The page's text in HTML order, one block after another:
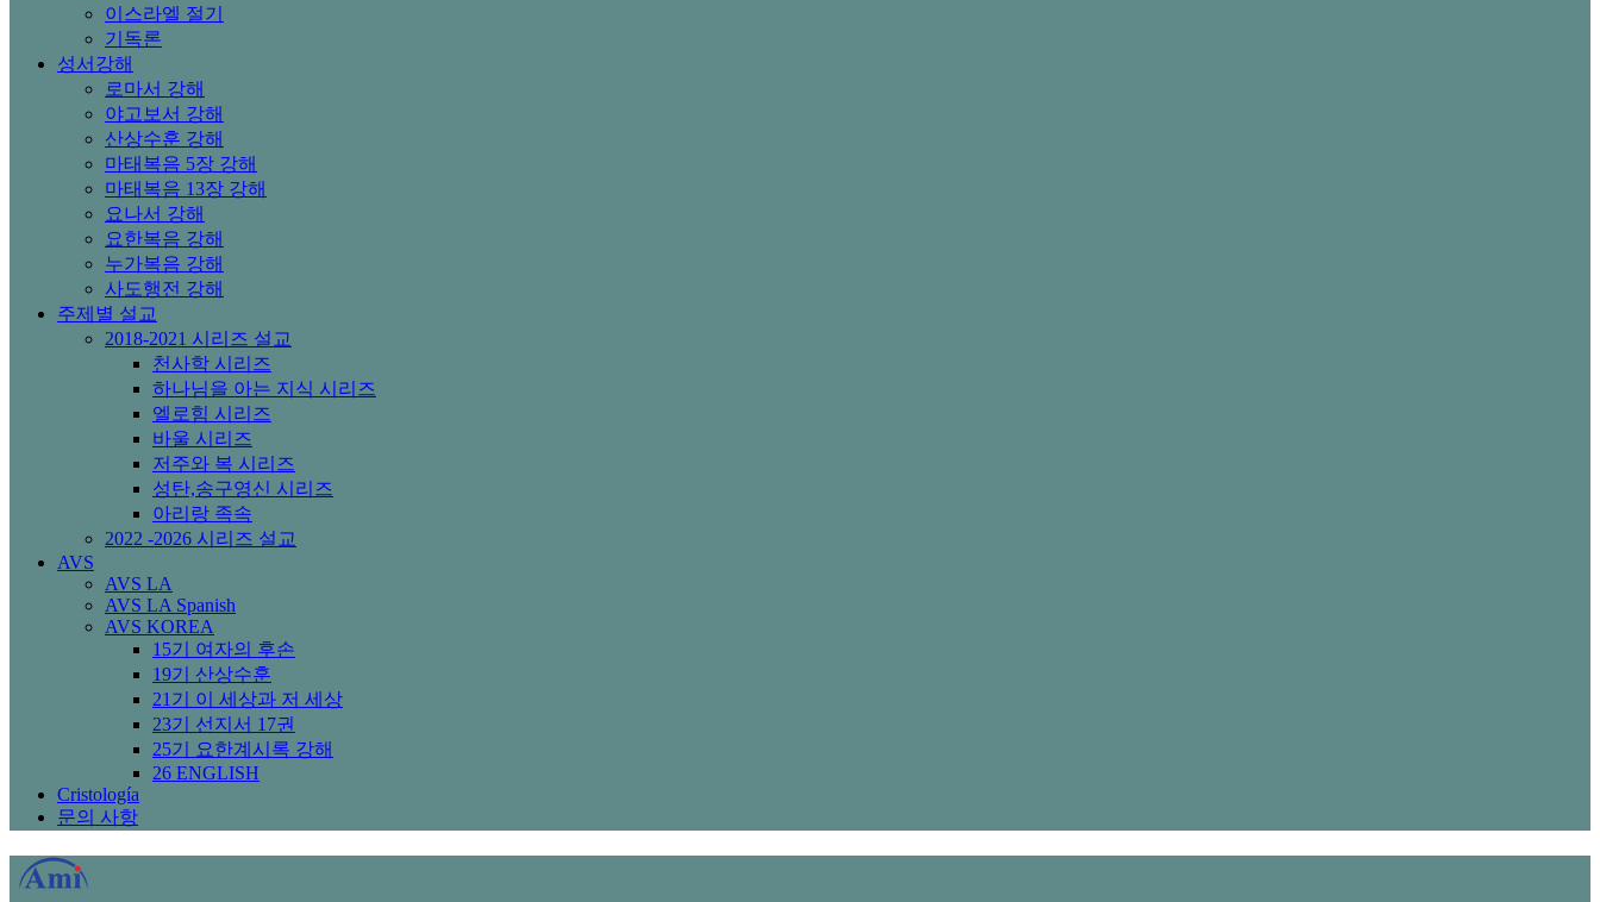
이스라엘 절기
기독론
성서강해
로마서 강해
야고보서 강해
산상수훈 강해
마태복음 5장 강해
마태복음 13장 강해
요나서 강해
요한복음 강해
누가복음 강해
사도행전 강해
주제별 설교
2018-2021 시리즈 설교
천사학 시리즈
하나님을 아는 지식 시리즈
엘로힘 시리즈
바울 시리즈
저주와 복 시리즈
성탄,송구영신 시리즈
아리랑 족속
2022 -2026 시리즈 설교
AVS
AVS LA
AVS LA Spanish
AVS KOREA
15기 여자의 후손
19기 산상수훈
21기 이 세상과 저 세상
23기 선지서 17권
25기 요한계시록 강해
26 ENGLISH
Cristología
문의 사항